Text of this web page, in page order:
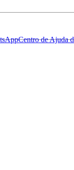
Centro de Ajuda